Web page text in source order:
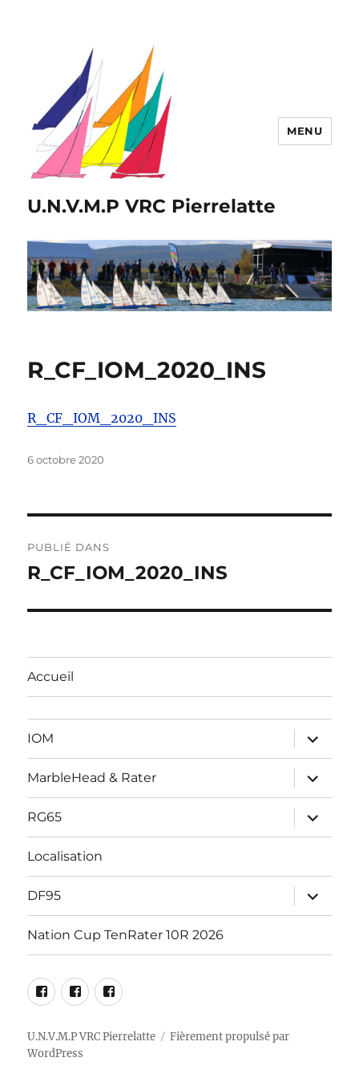
U.N.V.M.P VRC Pierrelatte
MENU
R_CF_IOM_2020_INS
R_CF_IOM_2020_INS
Publié
6 octobre 2020
de
PUBLIÉ DANS
R_CF_IOM_2020_INS
Accueil
IOM
ouvrir
le
sous-
menu
MarbleHead & Rater
ouvrir
le
sous-
menu
RG65
ouvrir
le
sous-
Localisation
DF95
ouvrir
le
sous-
Nation Cup TenRater 10R 2026
Facebook
Marblehead
–
10R
RG65
Racing
Pierrelatte
DF95
Pierrelatte
U.N.V.M.P VRC Pierrelatte
Fièrement propulsé par
WordPress